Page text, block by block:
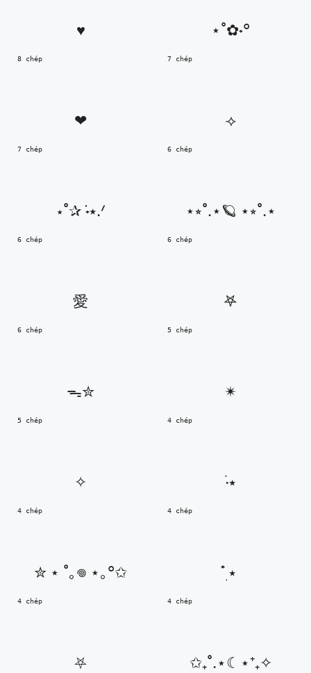
8 chép
♥︎
7 chép
⋆˚✿˖°
7 chép
‪‪❤︎‬
6 chép
⟢
6 chép
⋆˚✰ ݁˖⭑.ᐟ
6 chép
⋆⭒˚.⋆🪐 ⋆⭒˚.⋆
6 chép
愛
5 chép
𖤐
5 chép
ᯓ✮
4 chép
✴︎
4 chép
✧
4 chép
٠࣪⭑
4 chép
✮ ⋆ ˚｡𖦹 ⋆｡°✩
4 chép
๋࣭ ⭑
⛧ ✩₊˚.⋆☾⋆⁺₊✧